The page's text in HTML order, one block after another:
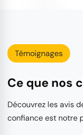
Témoignages
Ce que nos
Découvrez les avis
confiance est notre